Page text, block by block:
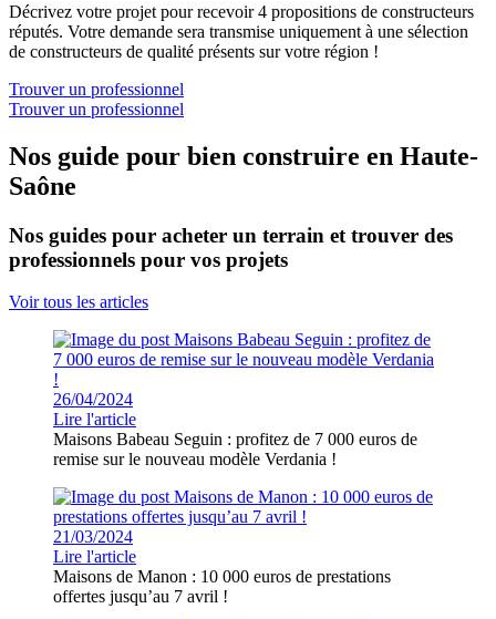
Décrivez votre projet pour recevoir 4 propositions de constructeurs
réputés. Votre demande sera transmise uniquement à une sélection
de constructeurs de qualité présents sur votre région !
Trouver un professionnel
Trouver un professionnel
Nos guide pour bien construire en Haute-
Saône
Nos guides pour acheter un terrain et trouver des
professionnels pour vos projets
Voir tous les articles
26/04/2024
Lire l'article
Maisons Babeau Seguin : profitez de 7 000 euros de
remise sur le nouveau modèle Verdania !
21/03/2024
Lire l'article
Maisons de Manon : 10 000 euros de prestations
offertes jusqu’au 7 avril !